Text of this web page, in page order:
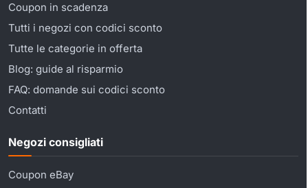
Coupon in scadenza
Tutti i negozi con codici sconto
Tutte le categorie in offerta
Blog: guide al risparmio
FAQ: domande sui codici sconto
Contatti
Negozi consigliati
Coupon eBay